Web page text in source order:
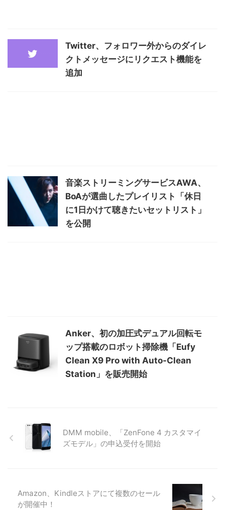
Twitter、フォロワー外からのダイレ
クトメッセージにリクエスト機能を
追加
音楽ストリーミングサービスAWA、
BoAが選曲したプレイリスト「休日
に1日かけて聴きたいセットリスト」
を公開
Anker、初の加圧式デュアル回転モ
ップ搭載のロボット掃除機「Eufy
Clean X9 Pro with Auto-Clean
Station」を販売開始
DMM mobile、「ZenFone 4 カスタマイ
ズモデル」の申込受付を開始
Amazon、Kindleストアにて複数のセール
が開催中！